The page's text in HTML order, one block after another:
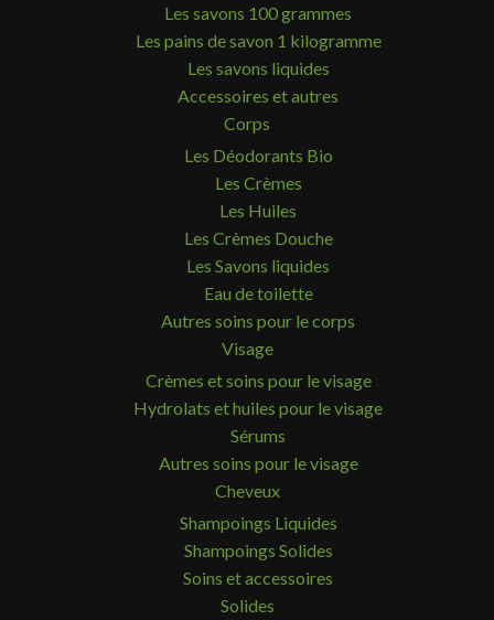
Les savons 100 grammes
Les pains de savon 1 kilogramme
Les savons liquides
Accessoires et autres
Corps
Les Déodorants Bio
Les Crèmes
Les Huiles
Les Crèmes Douche
Les Savons liquides
Eau de toilette
Autres soins pour le corps
Visage
Crèmes et soins pour le visage
Hydrolats et huiles pour le visage
Sérums
Autres soins pour le visage
Cheveux
Shampoings Liquides
Shampoings Solides
Soins et accessoires
Solides